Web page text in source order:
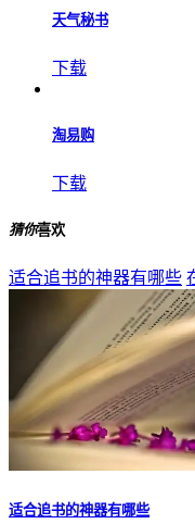
天气秘书
下载
淘易购
下载
猜你喜欢
适合追书的神器有哪些
适合追书的神器有哪些